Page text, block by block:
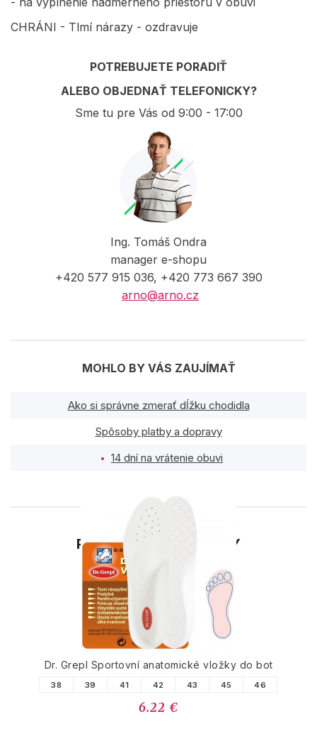
CHRÁNI - Tlmí nárazy - ozdravuje
POTREBUJETE PORADIŤ
ALEBO OBJEDNAŤ TELEFONICKY?
Sme tu pre Vás od 9:00 - 17:00
Ing. Tomáš Ondra
manager e-shopu
+420 577 915 036, +420 773 667 390
arno@arno.cz
MOHLO BY VÁS ZAUJÍMAŤ
Ako si správne zmerať dĺžku chodidla
Spôsoby platby a dopravy
14 dní na vrátenie obuvi
PODOBNÉ PRODUKTY
Dr. Grepl Sportovní anatomické vložky do bot
38 39 41 42 43 45 46
6.22 €